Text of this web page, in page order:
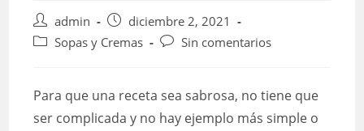
Autor
de
admin
Publicación
de
diciembre 2, 2021
Categoría
entrada:
Sopas y Cremas
Comentarios
entrada:
Sin comentarios
Para que una receta sea sabrosa, no tiene que
ser complicada y no hay ejemplo más simple o